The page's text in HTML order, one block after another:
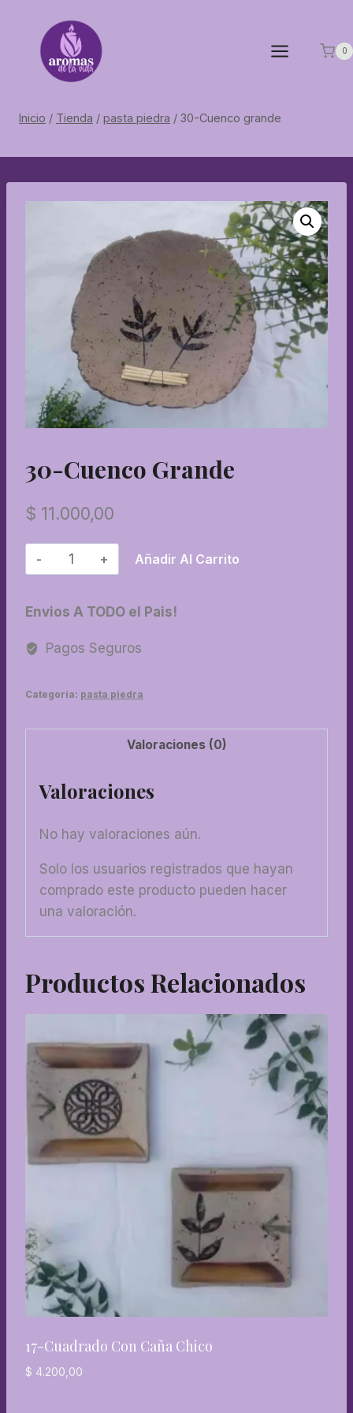
contenido
0
Inicio / Tienda / pasta piedra / 30-Cuenco grande
30-Cuenco Grande
$ 11.000,00
30-
Cuenco
cantidad
Añadir Al Carrito
Envios A TODO el Pais!
Pagos Seguros
Categoría: pasta piedra
Valoraciones (0)
Valoraciones
No hay valoraciones aún.
Solo los usuarios registrados que hayan
comprado este producto pueden hacer
una valoración.
Productos Relacionados
17-Cuadrado Con Caña Chico
$ 4.200,00